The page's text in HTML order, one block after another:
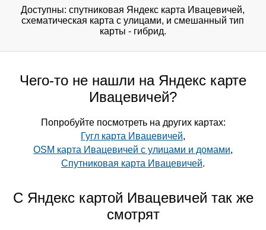
Доступны: спутниковая Яндекс карта Ивацевичей,
схематическая карта с улицами, и смешанный тип
карты - гибрид.
Чего-то не нашли на Яндекс карте
Ивацевичей?
Попробуйте посмотреть на других картах:
Гугл карта Ивацевичей,
OSM карта Ивацевичей с улицами и домами,
Спутниковая карта Ивацевичей.
С Яндекс картой Ивацевичей так же
смотрят